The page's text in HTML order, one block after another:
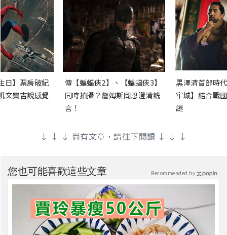
日】票房破紀
文費吉說感覺
傳【蝙蝠俠2】、【蝙蝠俠3】
同時拍攝？詹姆斯岡恩澄清謠
言！
黑澤清首部時
牢城】結合戰
謎
↓ ↓ ↓ 尚有文章，請往下閱讀 ↓ ↓ ↓
您也可能喜歡這些文章 Recommended by